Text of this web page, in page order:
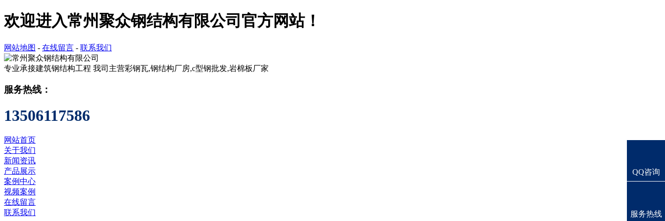
欢迎进入常州聚众钢结构有限公司官方网站！
网站地图 - 在线留言 - 联系我们
专业承接建筑钢结构工程 我司主营彩钢瓦,钢结构厂房,c型钢批发,岩棉板厂家
服务热线：
13506117586
网站首页
关于我们
新闻资讯
产品展示
案例中心
视频案例
在线留言
联系我们
QQ咨询
服务热线